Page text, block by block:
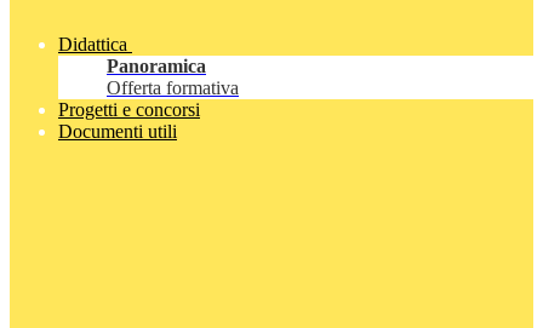
Didattica
Panoramica
Offerta formativa
Progetti e concorsi
Documenti utili